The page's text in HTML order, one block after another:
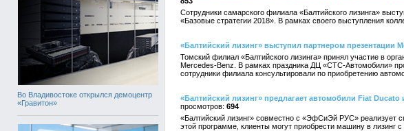
Во Владивостоке открылся демоцентр
«Гравитон»
Сотрудники самарского филиала «Балтийского лизинга»
«Базовые стратегии 2018». В рамках своего выступления
«Балтийский лизинг» выступил партнером презентации
Томский филиал «Балтийского лизинга» принял участие в
Mercedes-Benz. В рамках праздника ДЦ «СТС-Автомобили»
сотрудники филиала консультировали по приобретению
«Балтийский лизинг» предлагает автомобили Fiat
694
«Балтийский лизинг» совместно с «ЭфСиЭй РУС» реализует
этой программе, клиенты могут приобрести машину в лизинг